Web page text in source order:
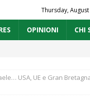
Thursday,
OPINIONI CHI
USA, UE e Gran